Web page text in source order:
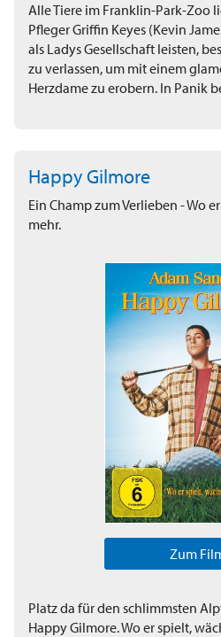
Alle Tiere im Franklin-Park-Zoo
Pfleger Griffin Keyes (Kevin
als Ladys Gesellschaft leisten,
zu verlassen, um mit einem
Herzdame zu erobern. In Panik
Happy Gilmore
Ein Champ zum Verlieben - Wo
mehr.
Zum
Platz da für den schlimmsten
Happy Gilmore. Wo er spielt,